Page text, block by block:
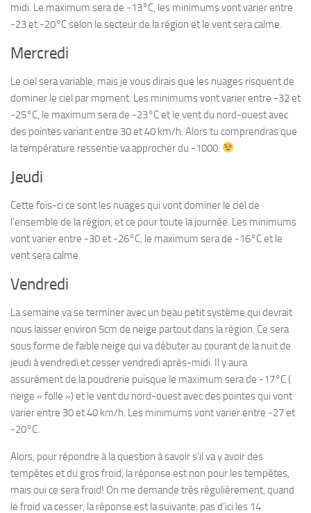
midi. Le maximum sera de -13°C, les minimums vont varier entre
-23 et -20°C selon le secteur de la région et le vent sera calme.
Mercredi
Le ciel sera variable, mais je vous dirais que les nuages risquent de
dominer le ciel par moment. Les minimums vont varier entre -32 et
-25°C, le maximum sera de -23°C et le vent du nord-ouest avec
des pointes variant entre 30 et 40 km/h. Alors tu comprendras que
la température ressentie va approcher du -1000.
Jeudi
Cette fois-ci ce sont les nuages qui vont dominer le ciel de
l’ensemble de la région, et ce pour toute la journée. Les minimums
vont varier entre -30 et -26°C, le maximum sera de -16°C et le
vent sera calme.
Vendredi
La semaine va se terminer avec un beau petit système qui devrait
nous laisser environ 5cm de neige partout dans la région. Ce sera
sous forme de faible neige qui va débuter au courant de la nuit de
jeudi à vendredi et cesser vendredi après-midi. Il y aura
assurément de la poudrerie puisque le maximum sera de -17°C (
neige « folle ») et le vent du nord-ouest avec des pointes qui vont
varier entre 30 et 40 km/h. Les minimums vont varier entre -27 et
-20°C.
Alors, pour répondre à la question à savoir s’il va y avoir des
tempêtes et du gros froid, la réponse est non pour les tempêtes,
mais oui ce sera froid! On me demande très régulièrement, quand
le froid va cesser, la réponse est la suivante: pas d’ici les 14